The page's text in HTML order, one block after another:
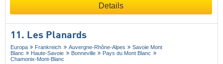
Details
11. Les Planards
Europa Frankreich Auvergne-Rhône-Alpes
Savoie Mont
Blanc
Haute-Savoie Bonneville
Pays du Mont Blanc
Chamonix-Mont-Blanc